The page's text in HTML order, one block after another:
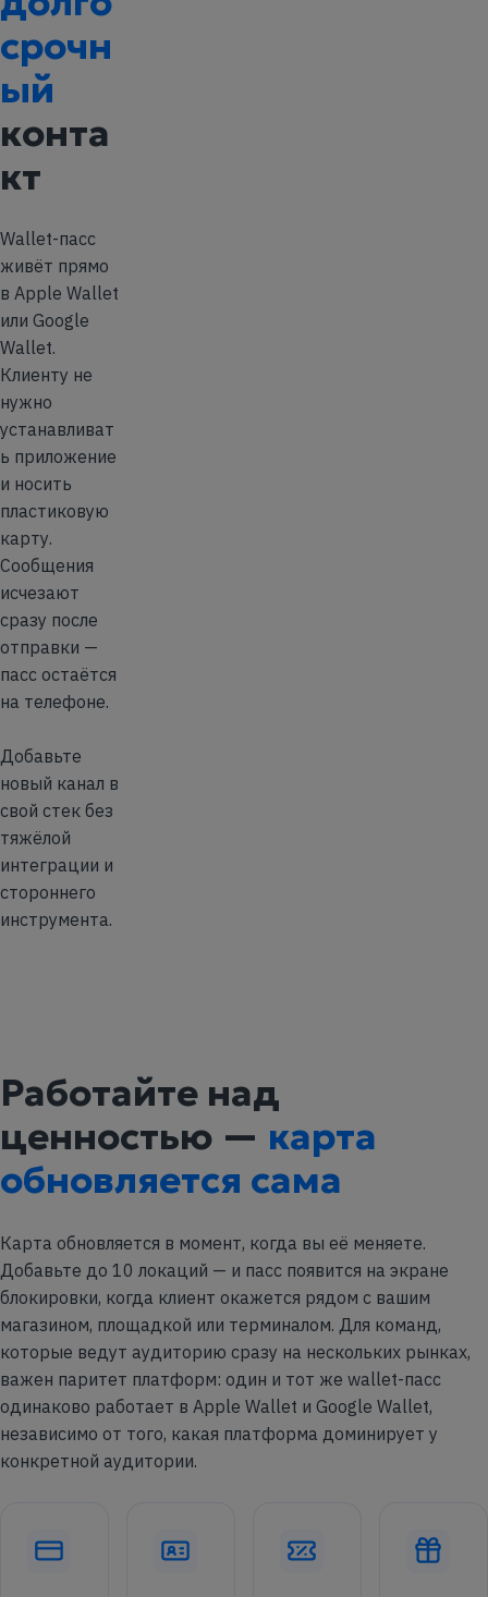
срочн
ый
конта
кт
Wallet-пасс
живёт прямо
в Apple Wallet
или Google
Wallet.
Клиенту не
нужно
устанавливат
ь приложение
и носить
пластиковую
карту.
Сообщения
исчезают
сразу после
отправки —
пасс остаётся
на телефоне.
Добавьте
новый канал в
свой стек без
тяжёлой
интеграции и
стороннего
инструмента.
Работайте над
ценностью — карта
обновляется сама
Карта обновляется в момент, когда вы её меняете.
Добавьте до 10 локаций — и пасс появится на экране
блокировки, когда клиент окажется рядом с вашим
магазином, площадкой или терминалом. Для команд,
которые ведут аудиторию сразу на нескольких рынках,
важен паритет платформ: один и тот же wallet-пасс
одинаково работает в Apple Wallet и Google Wallet,
независимо от того, какая платформа доминирует у
конкретной аудитории.